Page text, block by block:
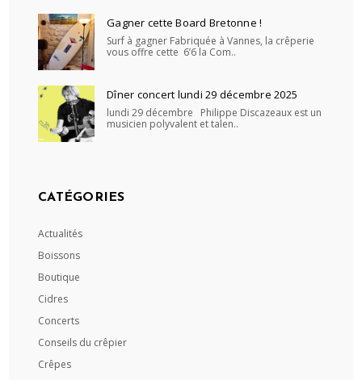
Gagner cette Board Bretonne !
Surf à gagner Fabriquée à Vannes, la crêperie
vous offre cette 6’6 la Com..
Dîner concert lundi 29 décembre 2025
lundi 29 décembre Philippe Discazeaux est un
musicien polyvalent et talen..
CATÉGORIES
Actualités
Boissons
Boutique
Cidres
Concerts
Conseils du crêpier
Crêpes